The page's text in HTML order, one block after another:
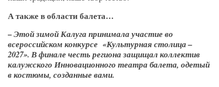
А также в области балета…
– Этой зимой Калуга принимала участие во
всероссийском конкурсе «Культурная столица –
2027».В финале честь региона защищал коллектив
калужского Инновационного театра балета, одетый
в костюмы, созданные вами.